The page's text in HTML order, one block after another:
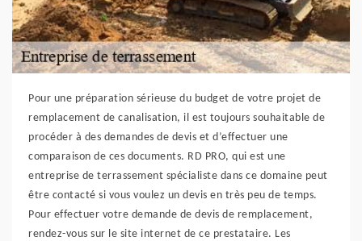
Pour une préparation sérieuse du budget de votre projet de
remplacement de canalisation, il est toujours souhaitable de
procéder à des demandes de devis et d’effectuer une
comparaison de ces documents. RD PRO, qui est une
entreprise de terrassement spécialiste dans ce domaine peut
être contacté si vous voulez un devis en très peu de temps.
Pour effectuer votre demande de devis de remplacement,
rendez-vous sur le site internet de ce prestataire. Les